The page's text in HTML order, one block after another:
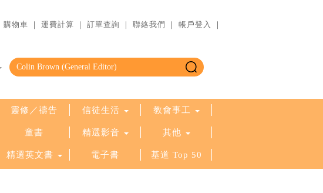
購物車 ｜ 運費計算 ｜ 訂單查詢 ｜ 聯絡我們 ｜ 帳戶登入 ｜
靈修／禱告 信徒生活 教會事工
童書 精選影音 其他
精選英文書 電子書 基道 Top 50